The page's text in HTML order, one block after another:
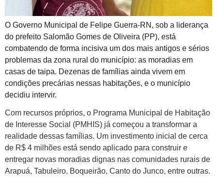
O Governo Municipal de Felipe Guerra-RN, sob a liderança
do prefeito Salomão Gomes de Oliveira (PP), está
combatendo de forma incisiva um dos mais antigos e sérios
problemas da zona rural do município: as moradias em
casas de taipa. Dezenas de famílias ainda vivem em
condições precárias nessas habitações, e o município
decidiu intervir.
Com recursos próprios, o Programa Municipal de Habitação
de Interesse Social (PMHIS) já começou a transformar a
realidade dessas famílias. Um investimento inicial de cerca
de R$ 4 milhões está sendo aplicado para construir e
entregar novas moradias dignas nas comunidades rurais de
Arapuá, Tabuleiro, Boqueirão, Canto do Junco, entre outras.